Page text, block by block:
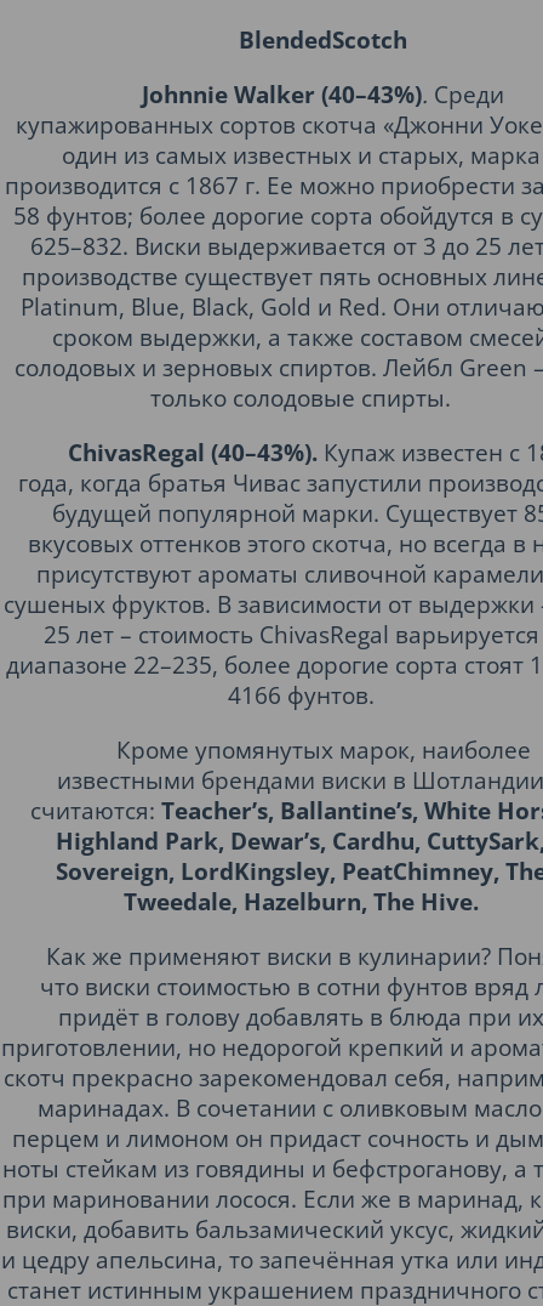
BlendedScotch
Johnnie Walker (40–43%). Среди
купажированных сортов скотча «Джонни
один из самых известных и старых, марка
производится с 1867 г. Ее можно приобрести
58 фунтов; более дорогие сорта обойдутся в
625–832. Виски выдерживается от 3 до 25
производстве существует пять основных
Platinum, Blue, Black, Gold и Red. Они
сроком выдержки, а также составом
солодовых и зерновых спиртов. Лейбл Green
только солодовые спирты.
ChivasRegal (40–43%). Купаж известен с
года, когда братья Чивас запустили
будущей популярной марки. Существует
вкусовых оттенков этого скотча, но всегда в
присутствуют ароматы сливочной
сушеных фруктов. В зависимости от выдержки
25 лет – стоимость ChivasRegal
диапазоне 22–235, более дорогие сорта стоят
4166 фунтов.
Кроме упомянутых марок, наиболее
известными брендами виски в Шотландии
считаются: Teacher’s, Ballantine’s, White
Highland Park, Dewar’s, Cardhu,
Sovereign, LordKingsley, PeatChimney,
Tweedale, Hazelburn, The Hive.
Как же применяют виски в кулинарии?
что виски стоимостью в сотни фунтов вряд
придёт в голову добавлять в блюда при их
приготовлении, но недорогой крепкий и
скотч прекрасно зарекомендовал себя,
маринадах. В сочетании с оливковым
перцем и лимоном он придаст сочность и
ноты стейкам из говядины и бефстроганову, а
при мариновании лосося. Если же в маринад,
виски, добавить бальзамический уксус,
и цедру апельсина, то запечённая утка или
станет истинным украшением праздничного